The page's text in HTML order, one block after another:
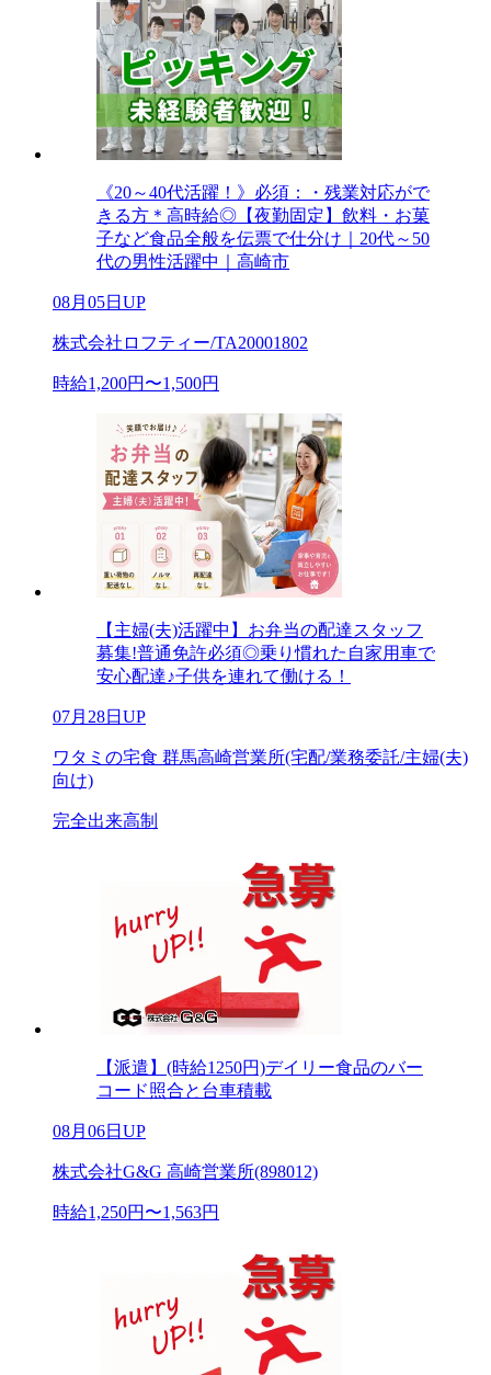
《20～40代活躍！》必須：・残業対応がで
きる方＊高時給◎【夜勤固定】飲料・お菓
子など食品全般を伝票で仕分け｜20代～50
代の男性活躍中｜高崎市
08月05日UP
株式会社ロフティー/TA20001802
時給1,200円〜1,500円
【主婦(夫)活躍中】お弁当の配達スタッフ
募集!普通免許必須◎乗り慣れた自家用車で
安心配達♪子供を連れて働ける！
07月28日UP
ワタミの宅食 群馬高崎営業所(宅配/業務委託/主婦(夫)
向け)
完全出来高制
【派遣】(時給1250円)デイリー食品のバー
コード照合と台車積載
08月06日UP
株式会社G&G 高崎営業所(898012)
時給1,250円〜1,563円